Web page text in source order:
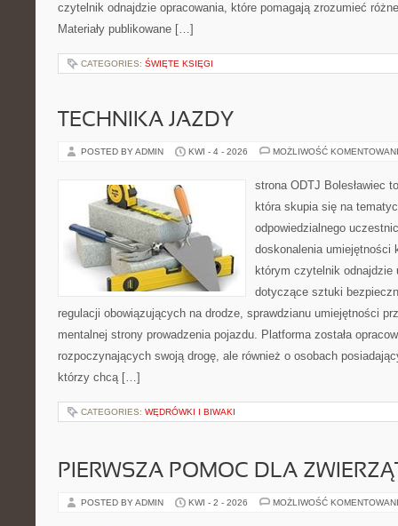
czytelnik odnajdzie opracowania, które pomagają zrozumieć
Materiały publikowane […]
CATEGORIES: ŚWIĘTE KSIĘGI
TECHNIKA JAZDY
POSTED BY ADMIN KWI - 4 - 2026 MOŻLIWOŚĆ
strona ODTJ Bolesławiec
która skupia się na
odpowiedzialnego
doskonalenia umiejętności
którym czytelnik odnajdzie
dotyczące sztuki
regulacji obowiązujących na drodze, sprawdzianu umiejętności
mentalnej strony prowadzenia pojazdu. Platforma została
rozpoczynających swoją drogę, ale również o osobach
którzy chcą […]
CATEGORIES: WĘDRÓWKI I BIWAKI
PIERWSZA POMOC DLA
POSTED BY ADMIN KWI - 2 - 2026 MOŻLIWOŚĆ